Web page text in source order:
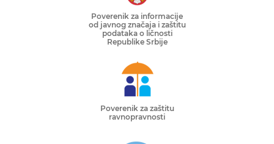
Poverenik za informacije
od javnog značaja i zaštitu
podataka o ličnosti
Republike Srbije
Poverenik za zaštitu
ravnopravnosti